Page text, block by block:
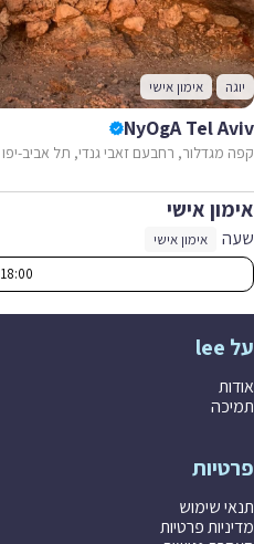
יוגה אימון אישי
NyOgA Tel Aviv
קפה מגדלור, רחבעם זאבי גנדי, תל אביב-יפו
אימון אישי
שעה אימון אישי
18:00
על lee
אודות
תמיכה
פרטיות
תנאי שימוש
מדיניות פרטיות